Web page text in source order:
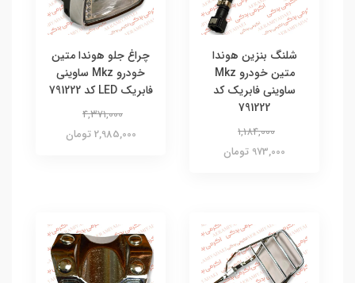
شلنگ بنزین هوندا
متین خودرو Mkz
ساوینی فابریک کد
791222
1,184,000
973,000 تومان
چراغ جلو هوندا متین
خودرو Mkz ساوینی
فابریک LED کد 791222
4,371,000
2,985,000 تومان